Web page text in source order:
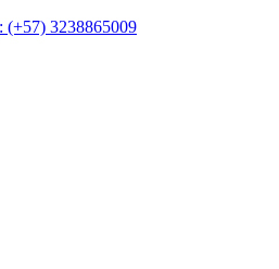
(+57) 3238865009